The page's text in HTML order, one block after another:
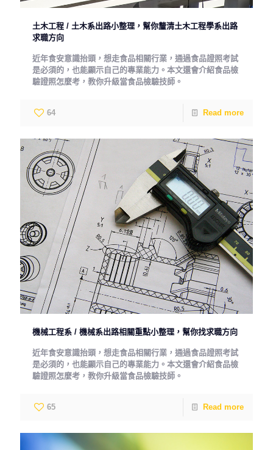
土木工程 / 土木系出路小整理，幫你釐清土木工程學系出路
求職方向
近年食安意識抬頭，想走食品相關行業，通過食品證照考試
是必須的，也能顯示自己的專業能力。本文還會介紹食品檢
驗證照怎麼考，教你升級當食品檢驗技師。
64 Read more
機械工程系 / 機械系出路相關重點小整理，幫你找求職方向
近年食安意識抬頭，想走食品相關行業，通過食品證照考試
是必須的，也能顯示自己的專業能力。本文還會介紹食品檢
驗證照怎麼考，教你升級當食品檢驗技師。
65 Read more